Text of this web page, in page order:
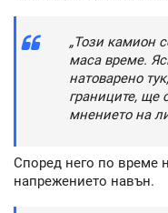
„Този камион
маса време.
натоварено
границите, ще
мнението на
Според него по време
напрежението навън.